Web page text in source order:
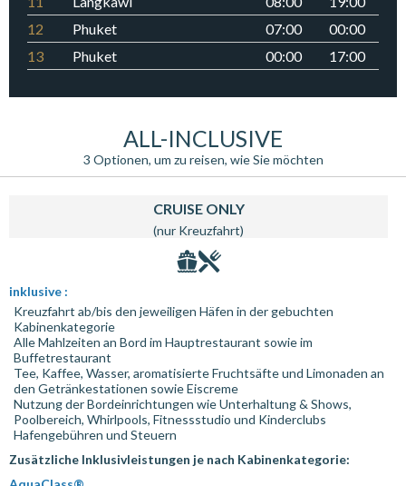
12
Phuket 07:00
00:00
13
Phuket 00:00
17:00
ALL-INCLUSIVE
3 Optionen, um zu reisen, wie Sie möchten
CRUISE ONLY
(nur Kreuzfahrt)
inklusive :
Kreuzfahrt ab/bis den jeweiligen Häfen in der gebuchten
Kabinenkategorie
Alle Mahlzeiten an Bord im Hauptrestaurant sowie im
Buffetrestaurant
Tee, Kaffee, Wasser, aromatisierte Fruchtsäfte und Limonaden an
den Getränkestationen sowie Eiscreme
Nutzung der Bordeinrichtungen wie Unterhaltung & Shows,
Poolbereich, Whirlpools, Fitnessstudio und Kinderclubs
Hafengebühren und Steuern
Zusätzliche Inklusivleistungen je nach Kabinenkategorie: